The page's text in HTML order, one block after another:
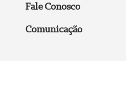
Fale Conosco
Comunicação